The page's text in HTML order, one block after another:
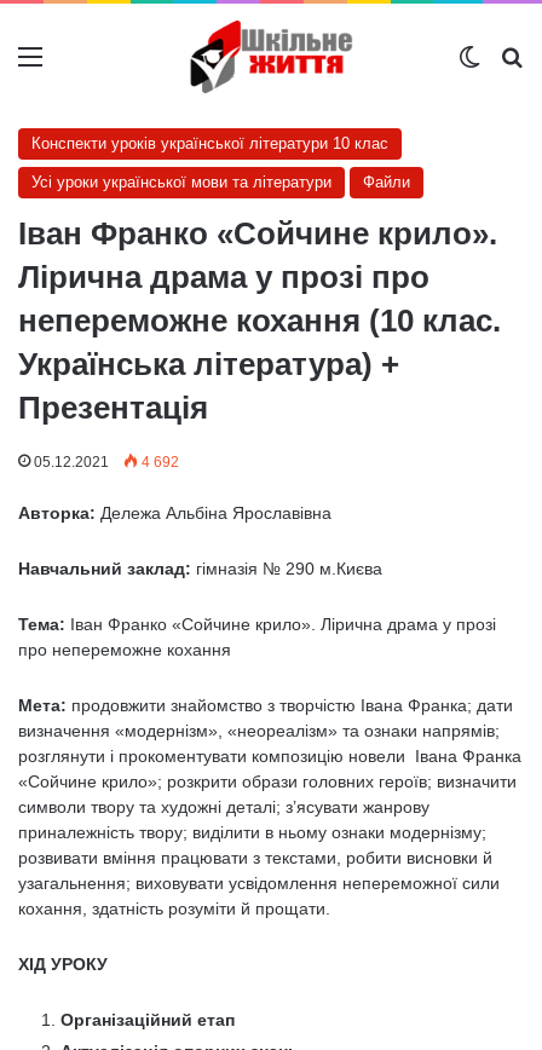
Меню
Конспекти уроків української літератури 10 клас
Усі уроки української мови та літератури Файли
Іван Франко «Сойчине крило».
Лірична драма у прозі про
непереможне кохання (10 клас.
Українська література) +
Презентація
05.12.2021 4 692
Авторка: Дележа Альбіна Ярославівна
Навчальний заклад: гімназія № 290 м.Києва
Тема: Іван Франко «Сойчине крило». Лірична драма у прозі
про непереможне кохання
Мета: продовжити знайомство з творчістю Івана Франка; дати
визначення «модернізм», «неореалізм» та ознаки напрямів;
розглянути і прокоментувати композицію новели Івана Франка
«Сойчине крило»; розкрити образи головних героїв; визначити
символи твору та художні деталі; з’ясувати жанрову
приналежність твору; виділити в ньому ознаки модернізму;
розвивати вміння працювати з текстами, робити висновки й
узагальнення; виховувати усвідомлення непереможної сили
кохання, здатність розуміти й прощати.
ХІД УРОКУ
Організаційний етап